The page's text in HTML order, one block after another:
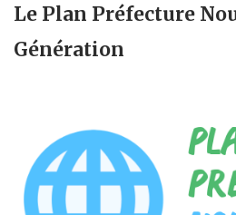
Le Plan Préfecture
Génération